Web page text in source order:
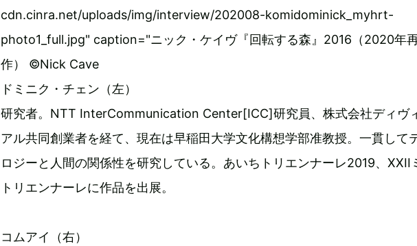
cdn.cinra.net/uploads/img/interview/202008-komidominick_myhrt-
photo1_full.jpg" caption="ニック・ケイヴ『回転する森』2016（2020年
作） ©Nick Cave
ドミニク・チェン（左）
研究者。NTT InterCommunication Center[ICC]研究員、株式会社ディヴ
アル共同創業者を経て、現在は早稲田大学文化構想学部准教授。一貫して
ロジーと人間の関係性を研究している。あいちトリエンナーレ2019、XXII
トリエンナーレに作品を出展。
コムアイ（右）